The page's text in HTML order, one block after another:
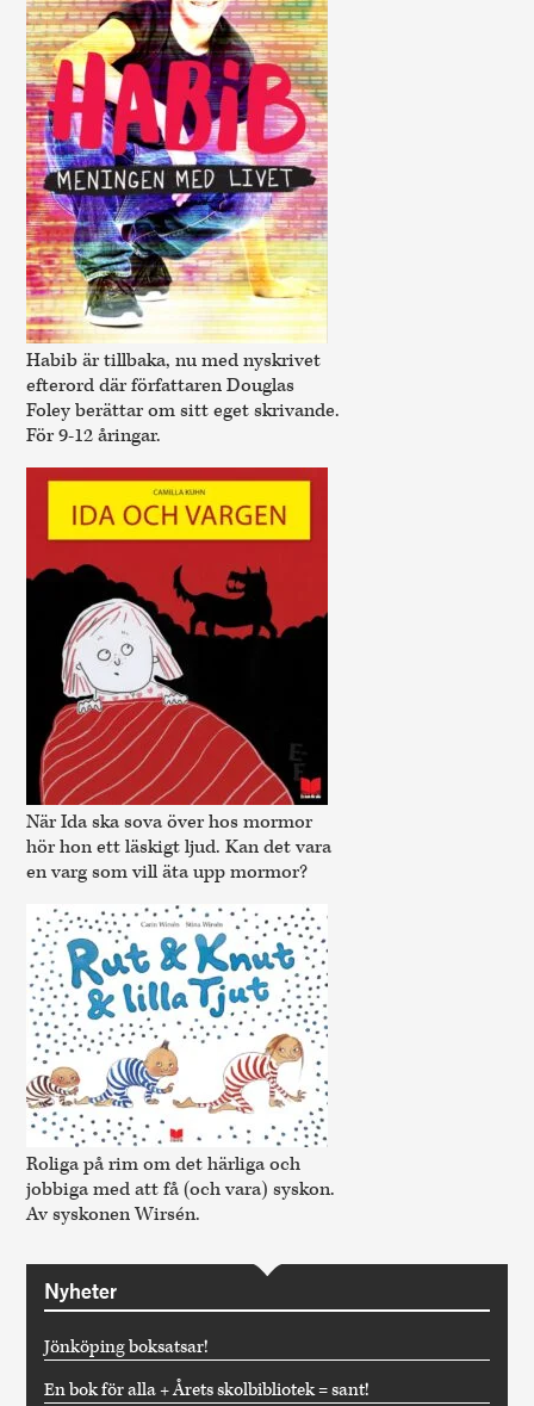
Habib är tillbaka, nu med nyskrivet
efterord där författaren Douglas
Foley berättar om sitt eget skrivande.
För 9-12 åringar.
När Ida ska sova över hos mormor
hör hon ett läskigt ljud. Kan det vara
en varg som vill äta upp mormor?
Roliga på rim om det härliga och
jobbiga med att få (och vara) syskon.
Av syskonen Wirsén.
Nyheter
Jönköping boksatsar!
En bok för alla + Årets skolbibliotek = sant!